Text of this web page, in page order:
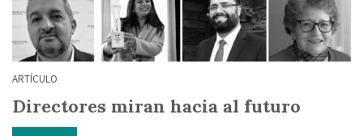
ARTÍCULO
Directores miran hacia al futuro